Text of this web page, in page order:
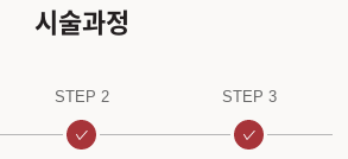
시술과정
STEP 2 STEP 3